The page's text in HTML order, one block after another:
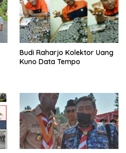
Budi Raharjo Kolektor Uang
Kuno Data Tempo